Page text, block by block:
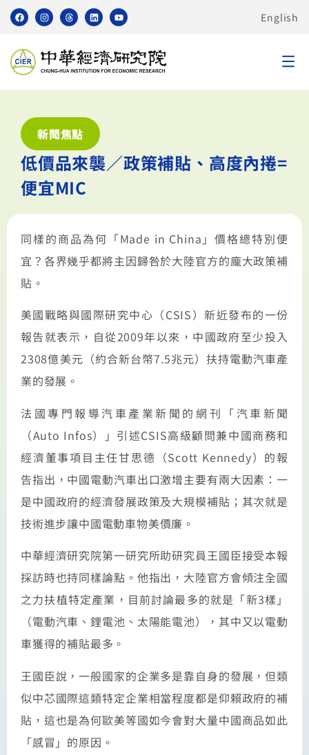
English
新聞焦點
低價品來襲／政策補貼、高度內捲=
便宜MIC
同樣的商品為何「Made in China」價格總特別便
宜？各界幾乎都將主因歸咎於大陸官方的龐大政策補
貼。
美國戰略與國際研究中心（CSIS）新近發布的一份
報告就表示，自從2009年以來，中國政府至少投入
2308億美元（約合新台幣7.5兆元）扶持電動汽車產
業的發展。
法國專門報導汽車產業新聞的網刊「汽車新聞
（Auto Infos）」引述CSIS高級顧問兼中國商務和
經濟董事項目主任甘思德（Scott Kennedy）的報
告指出，中國電動汽車出口激增主要有兩大因素：一
是中國政府的經濟發展政策及大規模補貼；其次就是
技術進步讓中國電動車物美價廉。
中華經濟研究院第一研究所助研究員王國臣接受本報
採訪時也持同樣論點。他指出，大陸官方會傾注全國
之力扶植特定產業，目前討論最多的就是「新3樣」
（電動汽車、鋰電池、太陽能電池），其中又以電動
車獲得的補貼最多。
王國臣說，一般國家的企業多是靠自身的發展，但類
似中芯國際這類特定企業相當程度都是仰賴政府的補
貼，這也是為何歐美等國如今會對大量中國商品如此
「感冒」的原因。